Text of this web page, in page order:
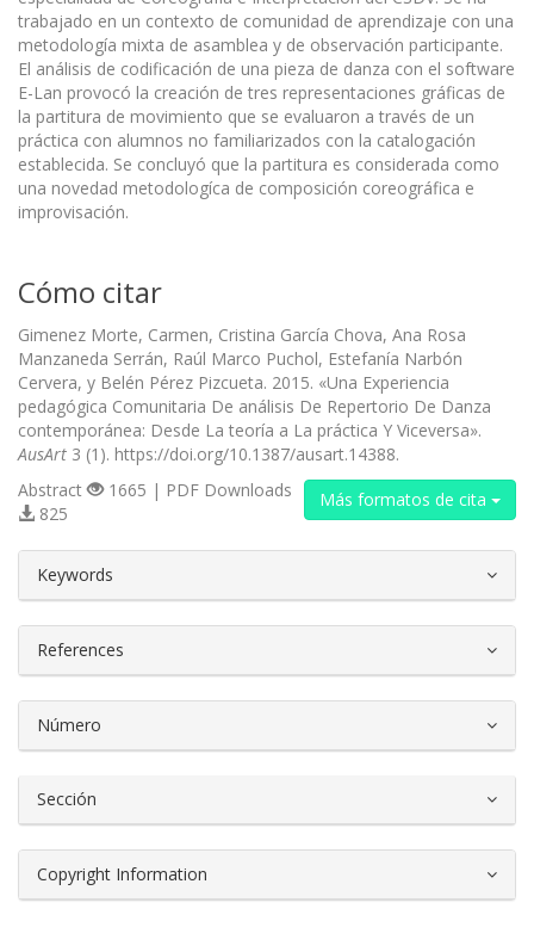
trabajado en un contexto de comunidad de aprendizaje con una
metodología mixta de asamblea y de observación participante.
El análisis de codificación de una pieza de danza con el software
E-Lan provocó la creación de tres representaciones gráficas de
la partitura de movimiento que se evaluaron a través de un
práctica con alumnos no familiarizados con la catalogación
establecida. Se concluyó que la partitura es considerada como
una novedad metodologíca de composición coreográfica e
improvisación.
Cómo citar
Gimenez Morte, Carmen, Cristina García Chova, Ana Rosa
Manzaneda Serrán, Raúl Marco Puchol, Estefanía Narbón
Cervera, y Belén Pérez Pizcueta. 2015. «Una Experiencia
pedagógica Comunitaria De análisis De Repertorio De Danza
contemporánea: Desde La teoría a La práctica Y Viceversa».
AusArt 3 (1). https://doi.org/10.1387/ausart.14388.
Más formatos de cita
Abstract
1665 | PDF Downloads
825
Keywords
References
Número
Sección
Copyright Information